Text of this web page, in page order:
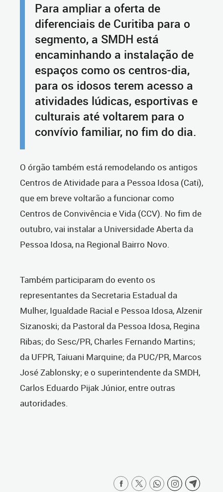
Para ampliar a oferta de
diferenciais de Curitiba para o
segmento, a SMDH está
encaminhando a instalação de
espaços como os centros-dia,
para os idosos terem acesso a
atividades lúdicas, esportivas e
culturais até voltarem para o
convívio familiar, no fim do dia.
O órgão também está remodelando os antigos
Centros de Atividade para a Pessoa Idosa (Cati),
que em breve voltarão a funcionar como
Centros de Convivência e Vida (CCV). No fim de
outubro, vai instalar a Universidade Aberta da
Pessoa Idosa, na Regional Bairro Novo.
Também participaram do evento os
representantes da Secretaria Estadual da
Mulher, Igualdade Racial e Pessoa Idosa, Alzenir
Sizanoski; da Pastoral da Pessoa Idosa, Regina
Ribas; do Sesc/PR, Charles Fernando Martins;
da UFPR, Taiuani Marquine; da PUC/PR, Marcos
José Zablonsky; e o superintendente da SMDH,
Carlos Eduardo Pijak Júnior, entre outras
autoridades.